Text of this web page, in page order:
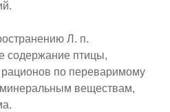
Л. п.
содержание птицы,
по переваримому
веществам,